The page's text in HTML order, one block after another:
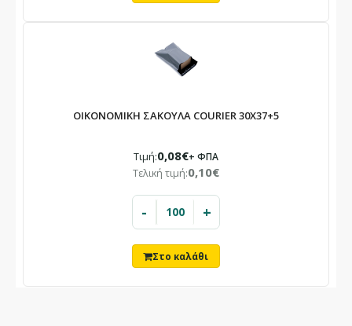
ΟΙΚΟΝΟΜΙΚΗ ΣΑΚΟΥΛΑ COURIER 30X37+5
Τιμή:0,08€+ ΦΠΑ
Τελική τιμή:0,10€
- +